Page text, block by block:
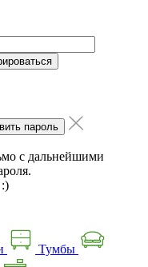
пароль
с дальнейшими
Тумбы